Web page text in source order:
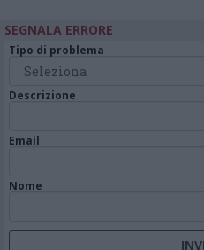
SEGNALA ERRORE
Tipo di problema
Descrizione
Email
Nome